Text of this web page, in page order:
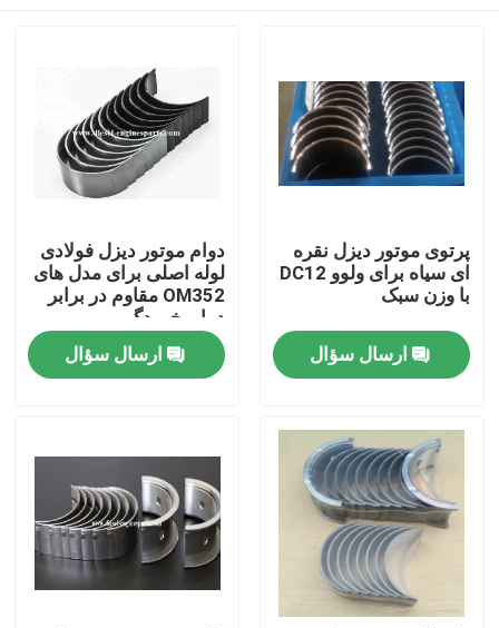
محصولات
فیلم های
نمایش VR
دربارهی ما
کارخانه تور
پرتوی موتور دیزل نقره
ای سیاه برای ولوو DC12
با وزن سبک
ارسال سؤال
دوام موتور دیزل فولادی
لوله اصلی برای مدل های
OM352 مقاوم در برابر
دما و خوردگی
ارسال سؤال